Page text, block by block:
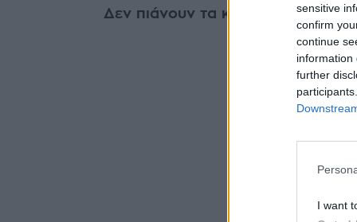
sensitive
confirm
continue
information
further
I want
Δεν πιάνουν τα κριτήρια